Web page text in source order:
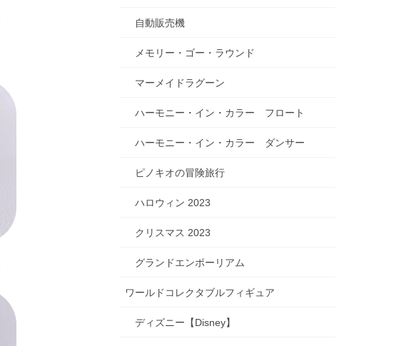
自動販売機
メモリー・ゴー・ラウンド
マーメイドラグーン
ハーモニー・イン・カラー フロート
ハーモニー・イン・カラー ダンサー
ピノキオの冒険旅行
ハロウィン 2023
クリスマス 2023
グランドエンポーリアム
ワールドコレクタブルフィギュア
ディズニー【Disney】